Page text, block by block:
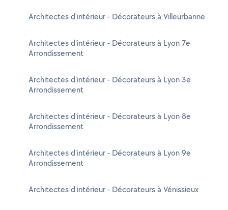
Architectes d'intérieur - Décorateurs à Villeurbanne
Architectes d'intérieur - Décorateurs à Lyon 7e
Arrondissement
Architectes d'intérieur - Décorateurs à Lyon 3e
Arrondissement
Architectes d'intérieur - Décorateurs à Lyon 8e
Arrondissement
Architectes d'intérieur - Décorateurs à Lyon 9e
Arrondissement
Architectes d'intérieur - Décorateurs à Vénissieux